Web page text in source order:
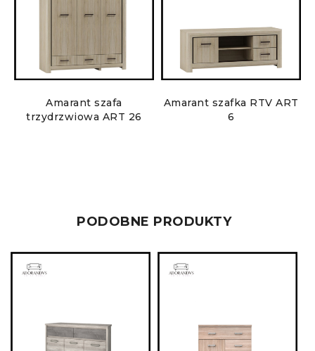
Amarant szafa
trzydrzwiowa ART 26
Amarant szafka RTV ART
6
PODOBNE PRODUKTY